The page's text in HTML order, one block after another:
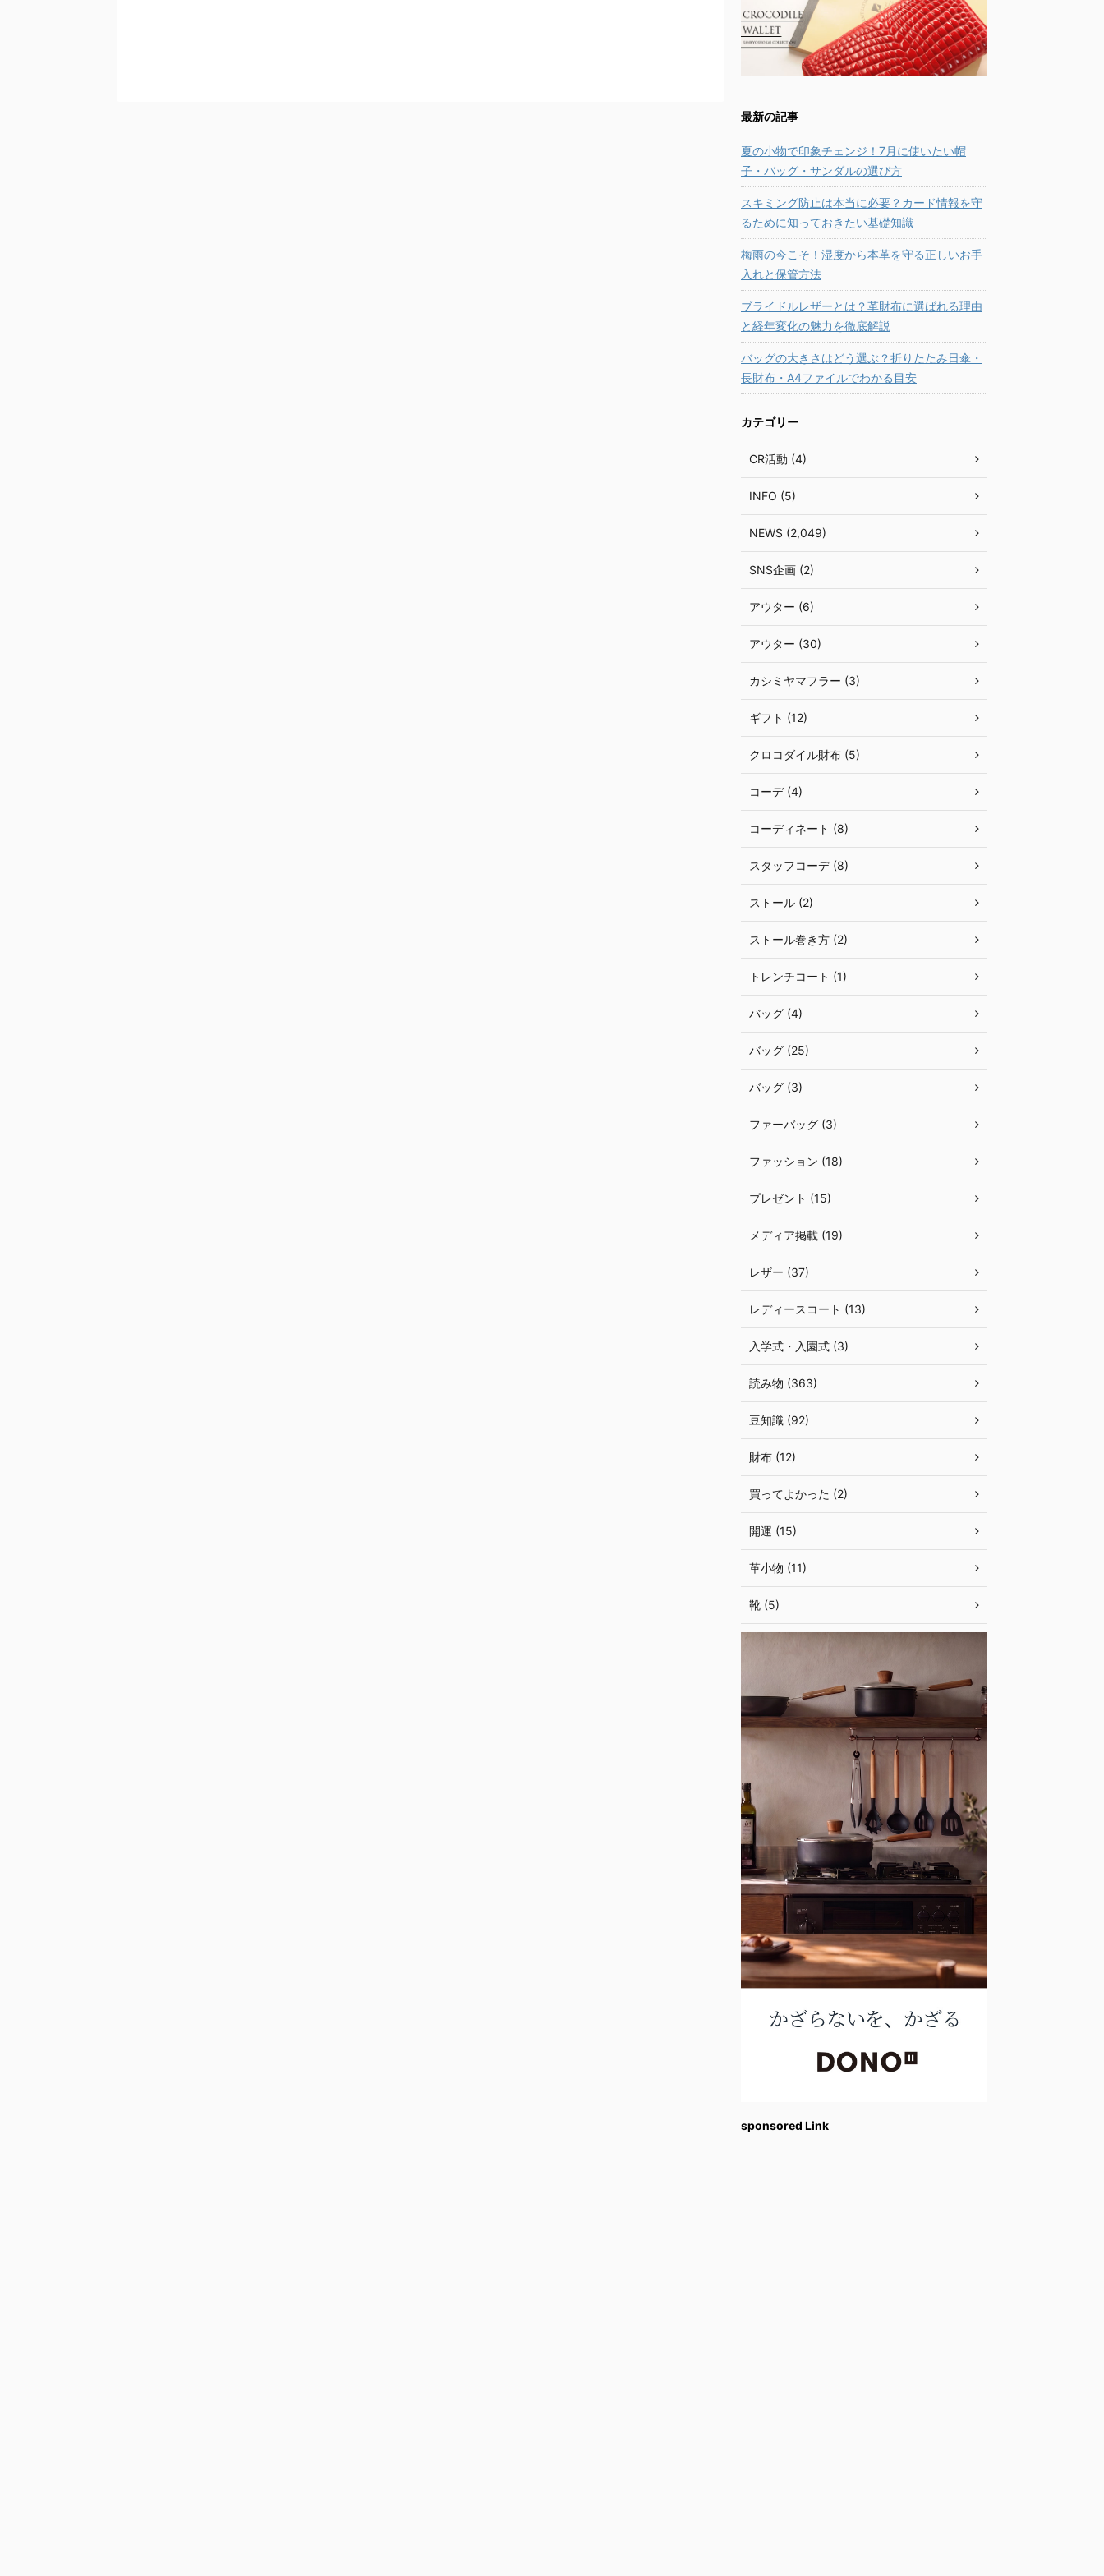
最新の記事
夏の小物で印象チェンジ！7月に使いたい帽
子・バッグ・サンダルの選び方
スキミング防止は本当に必要？カード情報を守
るために知っておきたい基礎知識
梅雨の今こそ！湿度から本革を守る正しいお手
入れと保管方法
ブライドルレザーとは？革財布に選ばれる理由
と経年変化の魅力を徹底解説
バッグの大きさはどう選ぶ？折りたたみ日傘・
長財布・A4ファイルでわかる目安
カテゴリー
CR活動 (4)
INFO (5)
NEWS (2,049)
SNS企画 (2)
アウター (6)
アウター (30)
カシミヤマフラー (3)
ギフト (12)
クロコダイル財布 (5)
コーデ (4)
コーディネート (8)
スタッフコーデ (8)
ストール (2)
ストール巻き方 (2)
トレンチコート (1)
バッグ (4)
バッグ (25)
バッグ (3)
ファーバッグ (3)
ファッション (18)
プレゼント (15)
メディア掲載 (19)
レザー (37)
レディースコート (13)
入学式・入園式 (3)
読み物 (363)
豆知識 (92)
財布 (12)
買ってよかった (2)
開運 (15)
革小物 (11)
靴 (5)
sponsored Link